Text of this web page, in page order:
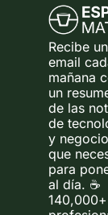
Recibe un
email
mañana
un
de las
de
y
que
para
al día. ☕
140,000+